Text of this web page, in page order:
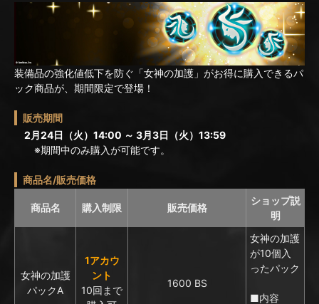
装備品の強化値低下を防ぐ「女神の加護」がお得に購入できるパ
ック商品が、期間限定で登場！
販売期間
2月24日（火）14:00 ～ 3月3日（火）13:59
※期間中のみ購入が可能です。
商品名/販売価格
商品名 購入制限 販売価格
ショップ説
明
女神の加護
パックA
1アカウ
ント
10回まで
1600 BS
女神の加護
が10個入
ったパック
■内容